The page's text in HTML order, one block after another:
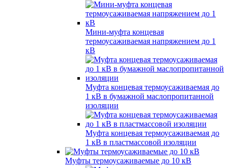
Мини-муфта концевая
термоусаживаемая напряжением до 1
кВ
Муфта концевая термоусаживаемая до
1 кВ в бумажной маслопропитанной
изоляции
Муфта концевая термоусаживаемая до
1 кВ в пластмассовой изоляции
Муфты термоусаживаемые до 10 кВ